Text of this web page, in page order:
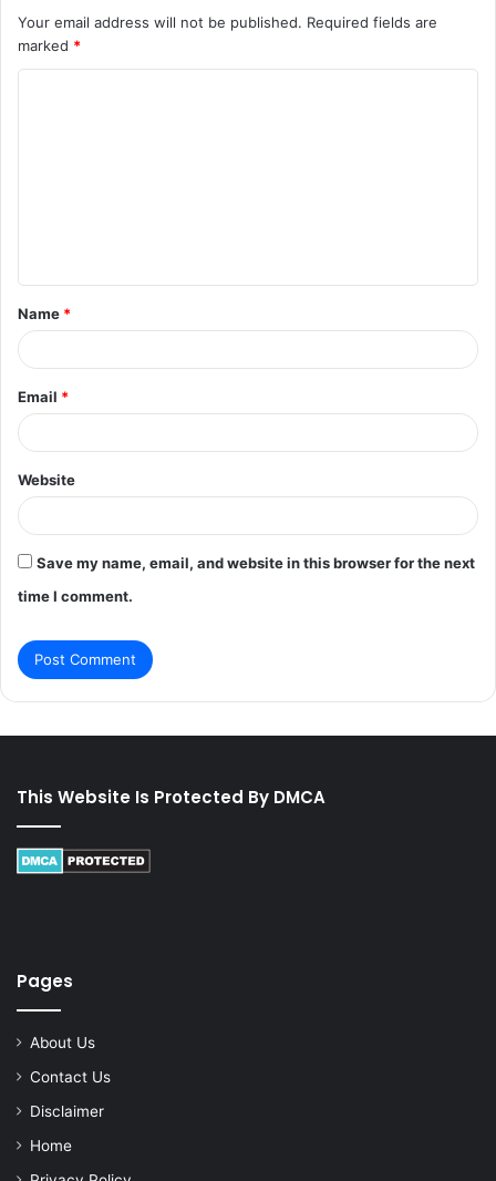
Your email address will not be published. Required fields are
marked *
t
*
Name *
Email *
Website
Save my name, email, and website in this browser for the next
time I comment.
This Website Is Protected By DMCA
Pages
About Us
Contact Us
Disclaimer
Home